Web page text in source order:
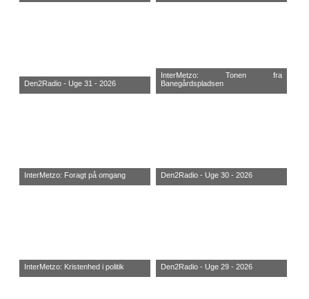
Den2Radio - Uge 31 - 2026
InterMetzo: Tonen fra
Banegårdspladsen
InterMetzo: Foragt på omgang Den2Radio - Uge 30 - 2026
InterMetzo: Kristenhed i politik Den2Radio - Uge 29 - 2026